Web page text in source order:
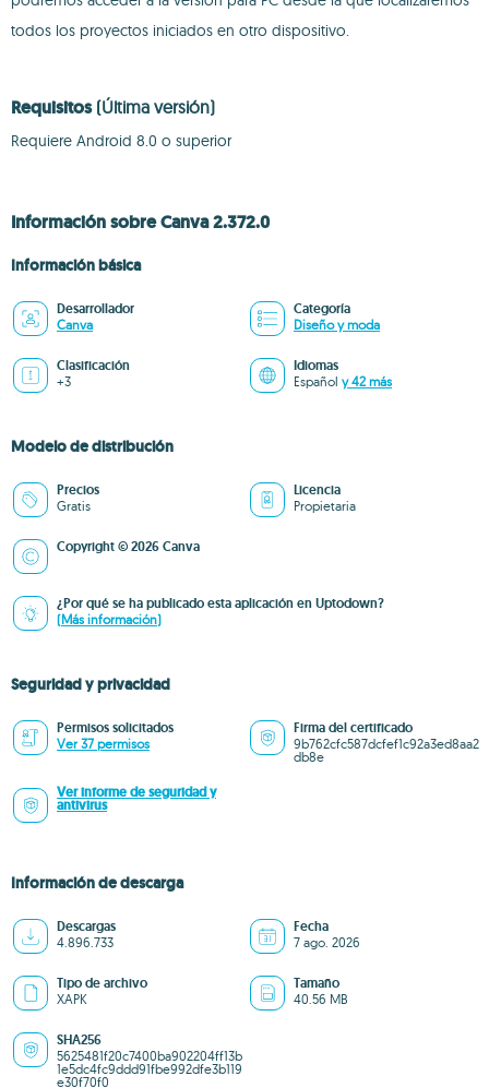
todos los proyectos iniciados en otro dispositivo.
Requisitos (Última versión)
Requiere Android 8.0 o superior
Información sobre Canva 2.372.0
Información básica
Desarrollador
Canva
Categoría
Diseño y moda
Clasificación
+3
Idiomas
Español y 42 más
Modelo de distribución
Precios
Gratis
Licencia
Propietaria
Copyright © 2026 Canva
¿Por qué se ha publicado esta aplicación en Uptodown?
(Más información)
Seguridad y privacidad
Permisos solicitados
Ver 37 permisos
Firma del certificado
9b762cfc587dcfef1c92a3ed8aa2
db8e
Ver informe de seguridad y
antivirus
Información de descarga
Descargas
4.896.733
Fecha
7 ago. 2026
Tipo de archivo
XAPK
Tamaño
40.56 MB
SHA256
5625481f20c7400ba902204ff13b
1e5dc4fc9ddd91fbe992dfe3b119
e30f70f0